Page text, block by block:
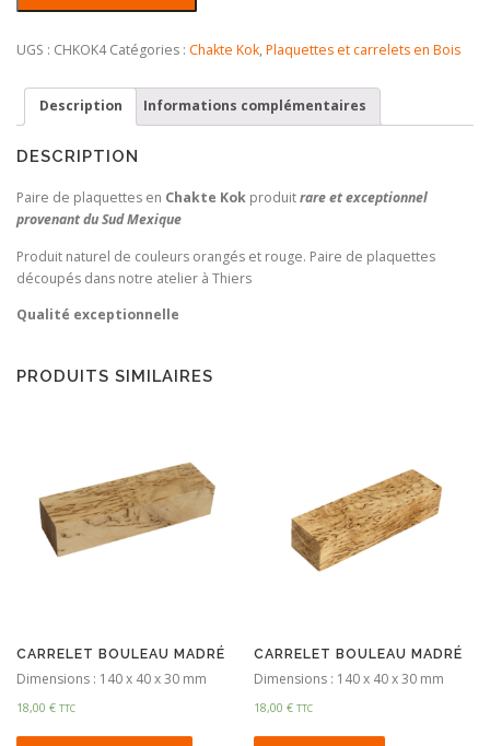
de
en
Chakte
Kok
UGS : CHKOK4 Catégories : Chakte Kok, Plaquettes et carrelets en Bois
Description Informations complémentaires
DESCRIPTION
Paire de plaquettes en Chakte Kok produitrare et exceptionnel
provenant du Sud Mexique
Produit naturel de couleurs orangés et rouge. Paire de plaquettes
découpés dans notre atelier à Thiers
Qualité exceptionnelle
PRODUITS SIMILAIRES
CARRELET BOULEAU MADRÉ
Dimensions : 140 x 40 x 30 mm
18,00 € TTC
CARRELET BOULEAU MADRÉ
Dimensions : 140 x 40 x 30 mm
18,00€ TTC